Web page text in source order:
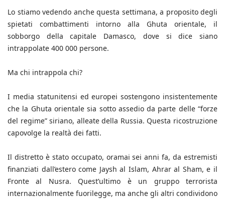
Lo stiamo vedendo anche questa settimana, a proposito degli
spietati combattimenti intorno alla Ghuta orientale, il
sobborgo della capitale Damasco, dove si dice siano
intrappolate 400 000 persone.
Ma chi intrappola chi?
I media statunitensi ed europei sostengono insistentemente
che la Ghuta orientale sia sotto assedio da parte delle “forze
del regime” siriano, alleate della Russia. Questa ricostruzione
capovolge la realtà dei fatti.
Il distretto è stato occupato, oramai sei anni fa, da estremisti
finanziati dall’estero come Jaysh al Islam, Ahrar al Sham, e il
Fronte al Nusra. Quest’ultimo è un gruppo terrorista
internazionalmente fuorilegge, ma anche gli altri condividono